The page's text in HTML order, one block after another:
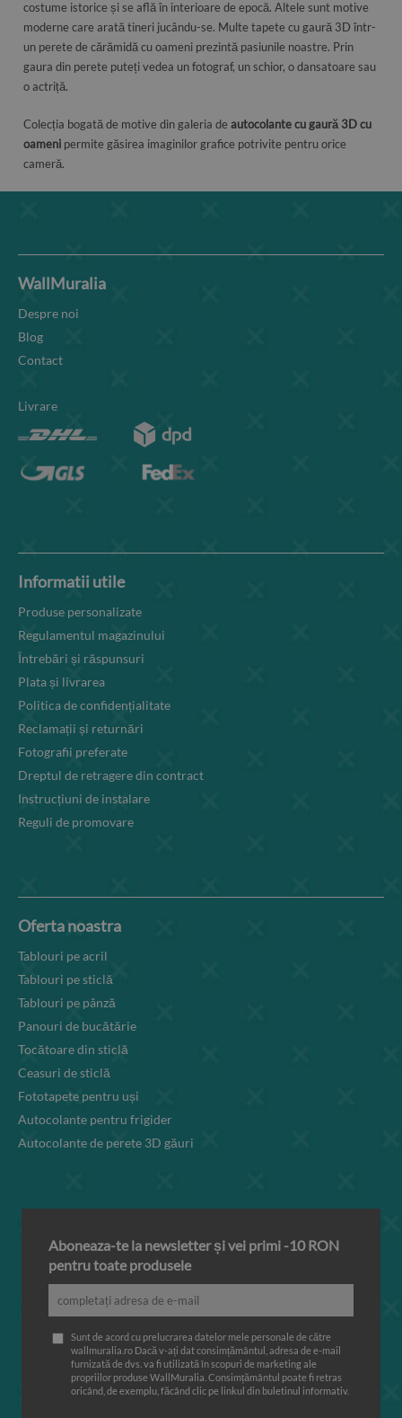
costume istorice și se află în interioare de epocă. Altele sunt motive
moderne care arată tineri jucându-se. Multe tapete cu gaură 3D într-
un perete de cărămidă cu oameni prezintă pasiunile noastre. Prin
gaura din perete puteți vedea un fotograf, un schior, o dansatoare sau
o actriță.
Colecția bogată de motive din galeria de autocolante cu gaură 3D cu
oameni permite găsirea imaginilor grafice potrivite pentru orice
cameră.
WallMuralia
Despre noi
Blog
Contact
Livrare
Informatii utile
Produse personalizate
Regulamentul magazinului
Întrebări și răspunsuri
Plata și livrarea
Politica de confidențialitate
Reclamații și returnări
Fotografii preferate
Dreptul de retragere din contract
Instrucțiuni de instalare
Reguli de promovare
Oferta noastra
Tablouri pe acril
Tablouri pe sticlă
Tablouri pe pânză
Panouri de bucătărie
Tocătoare din sticlă
Ceasuri de sticlă
Fototapete pentru uși
Autocolante pentru frigider
Autocolante de perete 3D găuri
Aboneaza-te la newsletter și vei primi -10 RON
pentru toate produsele
Sunt de acord cu prelucrarea datelor mele personale de către
wallmuralia.ro Dacă v-ați dat consimțământul, adresa de e-mail
furnizată de dvs. va fi utilizată în scopuri de marketing ale
propriilor produse WallMuralia. Consimțământul poate fi retras
oricând, de exemplu, făcând clic pe linkul din buletinul informativ.